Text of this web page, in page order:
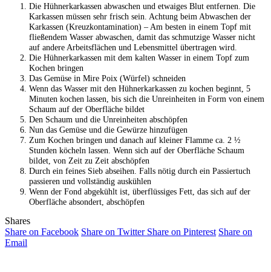
Die Hühnerkarkassen abwaschen und etwaiges Blut entfernen. Die
Karkassen müssen sehr frisch sein. Achtung beim Abwaschen der
Karkassen (Kreuzkontamination) – Am besten in einem Topf mit
fließendem Wasser abwaschen, damit das schmutzige Wasser nicht
auf andere Arbeitsflächen und Lebensmittel übertragen wird.
Die Hühnerkarkassen mit dem kalten Wasser in einem Topf zum
Kochen bringen
Das Gemüse in Mire Poix (Würfel) schneiden
Wenn das Wasser mit den Hühnerkarkassen zu kochen beginnt, 5
Minuten kochen lassen, bis sich die Unreinheiten in Form von einem
Schaum auf der Oberfläche bildet
Den Schaum und die Unreinheiten abschöpfen
Nun das Gemüse und die Gewürze hinzufügen
Zum Kochen bringen und danach auf kleiner Flamme ca. 2 ½
Stunden köcheln lassen. Wenn sich auf der Oberfläche Schaum
bildet, von Zeit zu Zeit abschöpfen
Durch ein feines Sieb abseihen. Falls nötig durch ein Passiertuch
passieren und vollständig auskühlen
Wenn der Fond abgekühlt ist, überflüssiges Fett, das sich auf der
Oberfläche absondert, abschöpfen
Shares
Share on Facebook Share on Twitter Share on Pinterest Share on
Email